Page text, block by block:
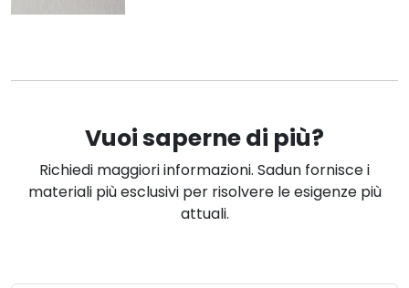
Vuoi saperne di più?
Richiedi maggiori informazioni. Sadun fornisce i
materiali più esclusivi per risolvere le esigenze più
attuali.